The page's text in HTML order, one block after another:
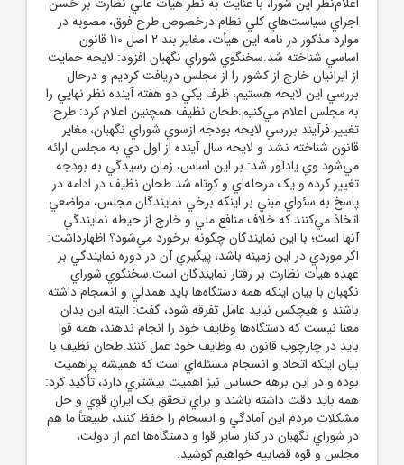
اجراي سياست‌هاي کلي نظام درخصوص طرح فوق، مصوبه در
موارد مذکور در نامه اين هيأت، مغاير بند 2 اصل 110 قانون
اساسي شناخته شد.سخنگوي شوراي نگهبان افزود: لايحه حمايت
از ايرانيان خارج از کشور را از مجلس دريافت کرديم و درحال
بررسي اين لايحه هستيم، ظرف يکي دو هفته آينده نظر نهايي را
به مجلس اعلام مي‌کنيم.طحان نظيف همچنين اعلام کرد: طرح
تغيير فرآيند بررسي لايحه بودجه ازسوي شوراي نگهبان، مغاير
قانون شناخته نشد و لايحه سال آينده از اول دي‌ به مجلس ارائه
مي‌شود.وي يادآور شد: بر اين اساس، زمان رسيدگي به بودجه
تغيير کرده و يک مرحله‌اي و کوتاه شد.طحان نظيف در ادامه در
پاسخ به سئواي مبني بر اينکه برخي نمايندگان مجلس، مواضعي
اتخاذ مي‌کنند که خلاف منافع ملي و خارج از حيطه نمايندگي
آنها است؛ با اين نمايندگان چگونه برخورد مي‌شود؟ اظهارداشت:
اگر موردي در اين زمينه باشد، پيگيري آن در دوره نمايندگي بر
عهده هيأت نظارت بر رفتار نمايندگان است.سخنگوي شوراي
نگهبان با بيان اينکه همه دستگاه‌ها بايد همدلي و انسجام داشته
باشند و هيچکس نبايد عامل تفرقه شود، گفت: البته اين بدان
معنا نيست که دستگاه‌ها وظايف خود را انجام ندهند، همه قوا
بايد در چارچوب قانون به وظايف خود عمل کنند.طحان نظيف با
بيان اينکه اتحاد و انسجام مسئله‌اي است که هميشه پراهميت
بوده و در اين برهه حساس نيز اهميت بيشتري دارد، تأکيد کرد:
همه بايد دقت داشته باشند و براي تحقق يک ايرانِ قوي و حل
مشکلات مردم اين آمادگي و انسجام را حفظ کنند، طبيعتاً ما هم
در شوراي نگهبان در کنار ساير قوا و دستگاه‌ها اعم از دولت،
مجلس و قوه قضاييه خواهيم کوشيد.